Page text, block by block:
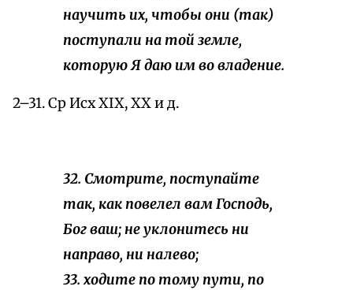
научить их, чтобы они (так)
поступали на той земле,
которую Я даю им во владение.
2–31. Ср Исх ХIХ, XX и д.
32. Смотрите, поступайте
так, как повелел вам Господь,
Бог ваш; не уклонитесь ни
направо, ни налево;
33. ходите по тому пути, по